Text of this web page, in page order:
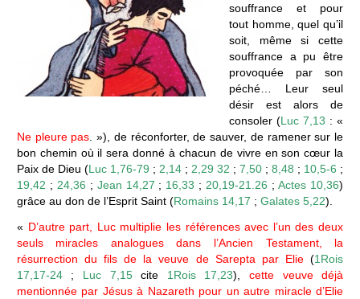
souffrance et pour
tout homme, quel qu’il
soit, même si cette
souffrance a pu être
provoquée par son
péché… Leur seul
désir est alors de
consoler (Luc 7,13 : «
Ne pleure pas . »), de réconforter, de sauver, de ramener sur le
bon chemin où il sera donné à chacun de vivre en son cœur la
Paix de Dieu (Luc 1,76-79 ; 2,14; 2,29 32 ; 7,50 ;8,48 ; 10,5-6 ;
19,42 ; 24,36 ; Jean 14,27 ; 16,33 ; 20,19-21.26 ;Actes 10,36)
grâce au don de l’Esprit Saint (Romains 14,17 ; Galates 5,22).
« D’autre part, Luc multiplie les références avec l’un des deux
seuls miracles analogues dans l’Ancien Testament, la
résurrection du fils de la veuve de Sarepta par Elie(1Rois
17,17-24; Luc 7,15cite 1Rois 17,23),
cette veuve déjà
mentionnée par Jésus à Nazareth pour un autre miracle d’Elie